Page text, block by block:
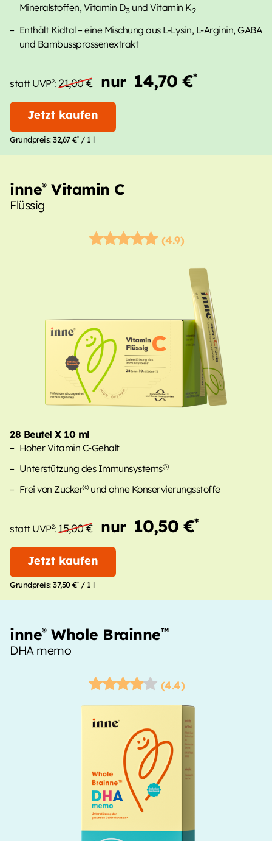
Mineralstoffen, Vitamin D3 und Vitamin K2
Enthält Kidtal – eine Mischung aus L-Lysin, L-Arginin, GABA
und Bambussprossenextrakt
statt UVP2: 21,00 € nur 14,70 €*
Jetzt kaufen
Grundpreis:32,67 €*/ 1 l
inne®Vitamin C
Flüssig
(4.9)
28 Beutel X 10 ml
Hoher Vitamin C-Gehalt
Unterstützung des Immunsystems(5)
Frei von Zucker(6)und ohne Konservierungsstoffe
statt UVP2: 15,00 € nur 10,50 €*
Jetzt kaufen
Grundpreis:37,50 €*/ 1 l
inne®Whole Brainne™
DHA memo
(4.4)